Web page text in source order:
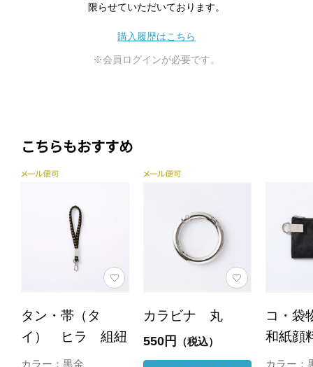
限らせていただいております。
購入履歴はこちら
※会員ログインが必要です。
こちらもおすすめ
タン・帯（タ
イ） ヒラ 組紐
カラー：黒金
カラビナ 丸
550円 （税込）
コ・
和紙顔
カラー：